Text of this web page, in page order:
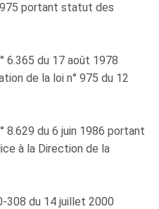
portant statut des
6.365 du 17 août 1978
de la loi n° 975 du 12
8.629 du 6 juin 1986 portant
à la Direction de la
308 du 14 juillet 2000